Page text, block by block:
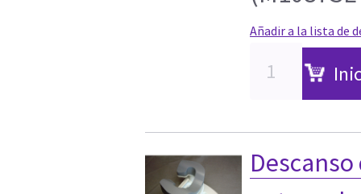
Añadir a la lista de